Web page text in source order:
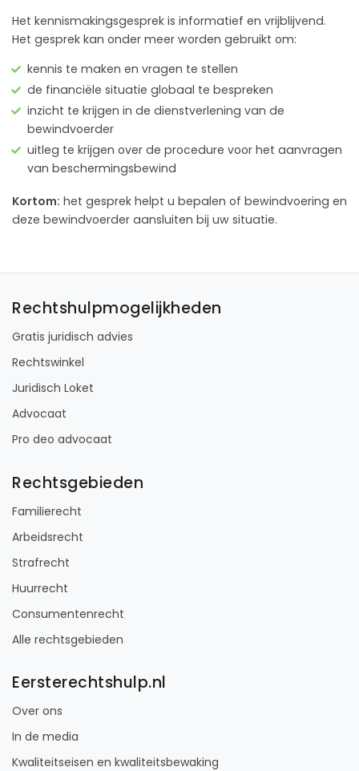
Het kennismakingsgesprek is informatief en vrijblijvend.
Het gesprek kan onder meer worden gebruikt om:
kennis te maken en vragen te stellen
de financiële situatie globaal te bespreken
inzicht te krijgen in de dienstverlening van de
bewindvoerder
uitleg te krijgen over de procedure voor het aanvragen
van beschermingsbewind
Kortom: het gesprek helpt u bepalen of bewindvoering en
deze bewindvoerder aansluiten bij uw situatie.
Rechtshulpmogelijkheden
Gratis juridisch advies
Rechtswinkel
Juridisch Loket
Advocaat
Pro deo advocaat
Rechtsgebieden
Familierecht
Arbeidsrecht
Strafrecht
Huurrecht
Consumentenrecht
Alle rechtsgebieden
Eersterechtshulp.nl
Over ons
In de media
Kwaliteitseisen en kwaliteitsbewaking